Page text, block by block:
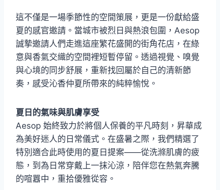
這不僅是一場季節性的空間策展，更是一份獻給盛
夏的感官邀請。當城市被烈日與熱浪包圍，Aesop
誠摯邀請人們走進這座繁花盛開的街角花店，在綠
意與香氣交織的空間裡短暫停留。透過視覺、嗅覺
與心境的同步舒展，重新找回屬於自己的清新節
奏，感受沁香仲夏所帶來的純粹愉悅。
夏日的氣味與肌膚享受
Aesop 始終致力於將個人保養的平凡時刻，昇華成
為美好迷人的日常儀式。在盛暑之際，我們精選了
特別適合此時使用的夏日提案——從洗滌肌膚的疲
態，到為日常穿戴上一抹沁涼，陪伴您在熱氣奔騰
的喧囂中，重拾優雅從容。